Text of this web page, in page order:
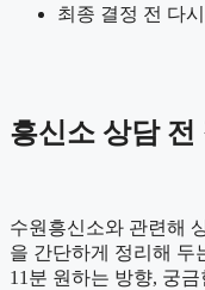
최종 결정 전 다
흥신소 상담 전
수원흥신소와 관련해
을 간단하게 정리해 두
11분 원하는 방향, 궁